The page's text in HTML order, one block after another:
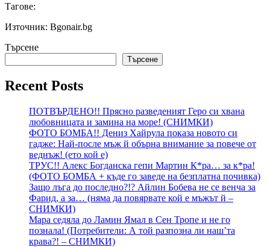
Тагове:
Източник: Bgonair.bg
Търсене
Търсене
Recent Posts
ПОТВЪРДЕНО!! Прясно разведеният Геро си хвана
любовницата и замина на море! (СНИМКИ)
ФОТО БОМБА!! Дениз Хайрула показа новото си
гадже: Най-после мъж й обърна внимание за повече от
веднъж! (ето кой е)
ТРУС!! Алекс Богданска гепи Мартин К*ра… за к*ра!
(ФОТО БОМБА + къде го заведе на безплатна почивка)
Защо лъга до последно?!? Айлин Бобева не се венча за
Фарид, а за… (няма да повярвате кой е мъжът й –
СНИМКИ)
Мара седяла до Ламин Ямал в Сен Тропе и не го
познала! (Потребители: А той разпозна ли наш’та
крава?! – СНИМКИ)